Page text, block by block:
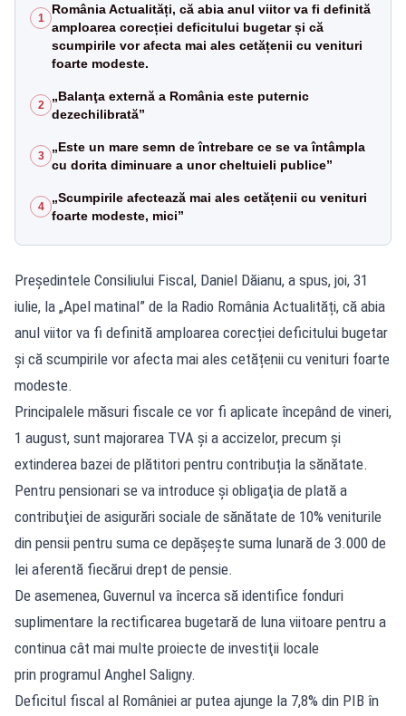
1
România Actualități, că abia anul viitor va fi definită
amploarea corecției deficitului bugetar și că
scumpirile vor afecta mai ales cetățenii cu venituri
foarte modeste.
2
„Balanţa externă a România este puternic
dezechilibrată”
3
„Este un mare semn de întrebare ce se va întâmpla
cu dorita diminuare a unor cheltuieli publice”
4
„Scumpirile afectează mai ales cetățenii cu venituri
foarte modeste, mici”
Preşedintele Consiliului Fiscal, Daniel Dăianu, a spus, joi, 31
iulie, la „Apel matinal” de la Radio România Actualități, că abia
anul viitor va fi definită amploarea corecției deficitului bugetar
și că scumpirile vor afecta mai ales cetățenii cu venituri foarte
modeste.
Principalele măsuri fiscale ce vor fi aplicate începând de vineri,
1 august, sunt majorarea TVA și a accizelor, precum și
extinderea bazei de plătitori pentru contribuția la sănătate.
Pentru pensionari se va introduce şi obligaţia de plată a
contribuţiei de asigurări sociale de sănătate de 10% veniturile
din pensii pentru suma ce depăşeşte suma lunară de 3.000 de
lei aferentă fiecărui drept de pensie.
De asemenea, Guvernul va încerca să identifice fonduri
suplimentare la rectificarea bugetară de luna viitoare pentru a
continua cât mai multe proiecte de investiţii locale
prin programul Anghel Saligny.
Deficitul fiscal al României ar putea ajunge la 7,8% din PIB în